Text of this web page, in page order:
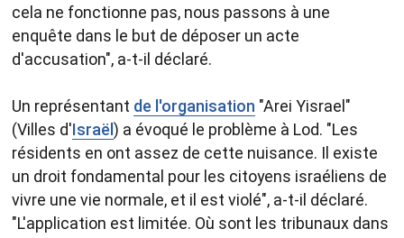
cela ne fonctionne pas, nous passons à une
enquête dans le but de déposer un acte
d'accusation", a-t-il déclaré.
Un représentant de l'organisation "Arei Yisrael"
(Villes d'Israël ) a évoqué le problème à Lod. "Les
résidents en ont assez de cette nuisance. Il existe
un droit fondamental pour les citoyens israéliens de
vivre une vie normale, et il est violé", a-t-il déclaré.
"L'application est limitée. Où sont les tribunaux dans